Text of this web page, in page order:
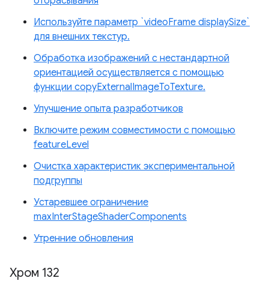
Используйте параметр `videoFrame displaySize`
для внешних текстур.
Обработка изображений с нестандартной
ориентацией осуществляется с помощью
функции copyExternalImageToTexture.
Улучшение опыта разработчиков
Включите режим совместимости с помощью
featureLevel
Очистка характеристик экспериментальной
подгруппы
Устаревшее ограничение
maxInterStageShaderComponents
Утренние обновления
Хром 132